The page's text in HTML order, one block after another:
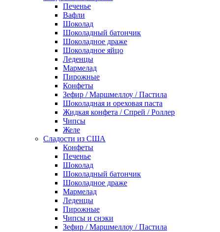
Печенье
Вафли
Шоколад
Шоколадный батончик
Шоколадное драже
Шоколадное яйцо
Леденцы
Мармелад
Пирожные
Конфеты
Зефир / Маршмеллоу / Пастила
Шоколадная и ореховая паста
Жидкая конфета / Спрей / Роллер
Чипсы
Желе
Сладости из США
Конфеты
Печенье
Шоколад
Шоколадный батончик
Шоколадное драже
Мармелад
Леденцы
Пирожные
Чипсы и снэки
Зефир / Маршмеллоу / Пастила